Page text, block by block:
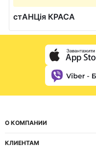
стАНЦія КРАСА
О КОМПАНИИ
КЛИЕНТАМ